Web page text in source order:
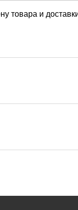
товара и